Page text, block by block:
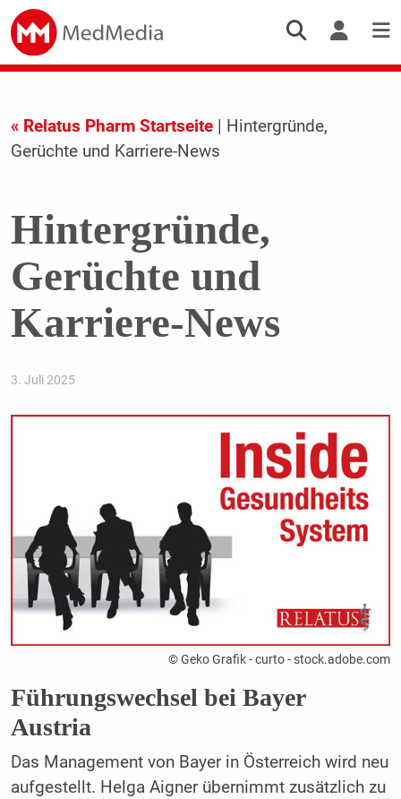
« Relatus Pharm Startseite| Hintergründe,
Gerüchte und Karriere-News
Hintergründe,
Gerüchte und
Karriere-News
3. Juli 2025
© Geko Grafik - curto - stock.adobe.com
Führungswechsel bei Bayer
Austria
Das Management von Bayer in Österreich wird neu
aufgestellt. Helga Aigner übernimmt zusätzlich zu